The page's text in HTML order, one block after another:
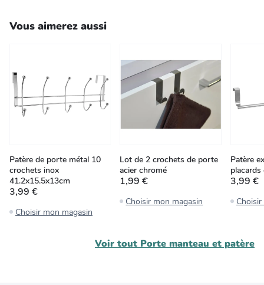
Vous aimerez aussi
Patère de porte métal 10
crochets inox
41.2x15.5x13cm
3,99 €
Choisir mon magasin
Lot de 2 crochets de porte
acier chromé
1,99 €
Choisir mon magasin
Patère
3,99 €
Voir tout Porte manteau et patère